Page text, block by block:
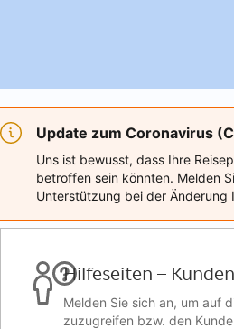
Update zum Coronavirus
Uns ist bewusst, dass Ihre
betroffen sein könnten. Melden
Unterstützung bei der Änderung
Hilfeseiten –
Melden Sie sich an, um auf
zuzugreifen bzw. den